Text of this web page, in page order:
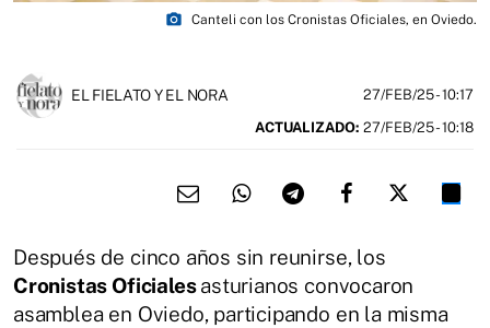
photo_camera Canteli con los Cronistas Oficiales, en Oviedo.
EL FIELATO Y EL NORA 27/FEB/25- 10:17
ACTUALIZADO: 27/FEB/25 - 10:18
Después de cinco años sin reunirse, los
Cronistas Oficialesasturianos convocaron
asamblea en Oviedo, participando en la misma